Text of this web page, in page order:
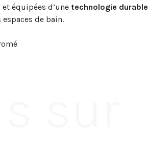
équipées d’une technologie durable
de bain.
sur